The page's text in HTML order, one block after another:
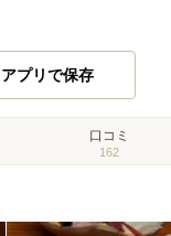
アプリで保存
口コミ
162